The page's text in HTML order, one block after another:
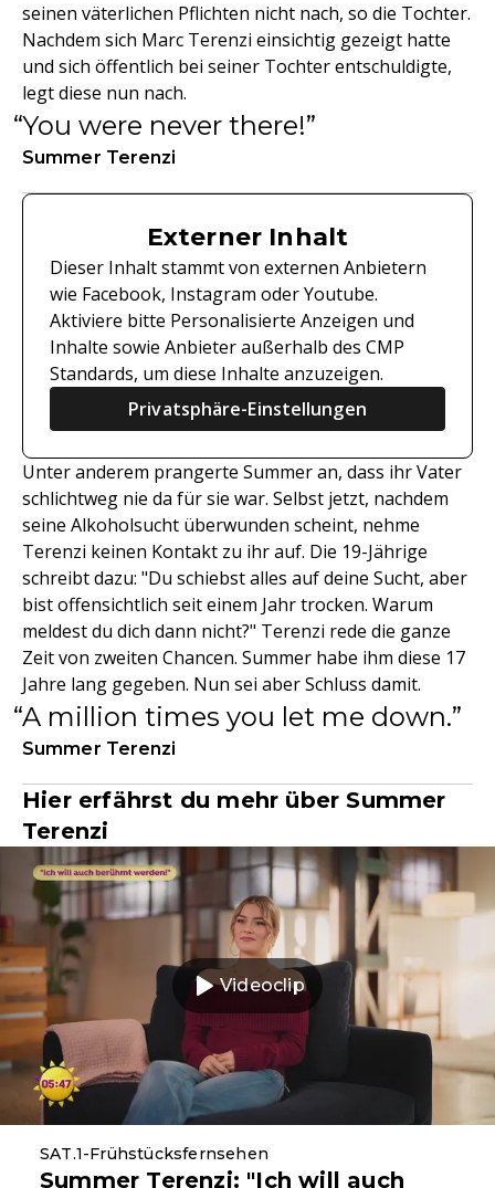
seinen väterlichen Pflichten nicht nach, so die Tochter.
Nachdem sich Marc Terenzi einsichtig gezeigt hatte
und sich öffentlich bei seiner Tochter entschuldigte,
legt diese nun nach.
You were never there!
Summer Terenzi
Externer Inhalt
Dieser Inhalt stammt von externen Anbietern
wie Facebook, Instagram oder Youtube.
Aktiviere bitte Personalisierte Anzeigen und
Inhalte sowie Anbieter außerhalb des CMP
Standards, um diese Inhalte anzuzeigen.
Privatsphäre-Einstellungen
Unter anderem prangerte Summer an, dass ihr Vater
schlichtweg nie da für sie war. Selbst jetzt, nachdem
seine Alkoholsucht überwunden scheint, nehme
Terenzi keinen Kontakt zu ihr auf. Die 19-Jährige
schreibt dazu: "Du schiebst alles auf deine Sucht, aber
bist offensichtlich seit einem Jahr trocken. Warum
meldest du dich dann nicht?" Terenzi rede die ganze
Zeit von zweiten Chancen. Summer habe ihm diese 17
Jahre lang gegeben. Nun sei aber Schluss damit.
A million times you let me down.
Summer Terenzi
Hier erfährst du mehr über Summer
Terenzi
Videoclip
SAT.1-Frühstücksfernsehen
Summer Terenzi: "Ich will auch